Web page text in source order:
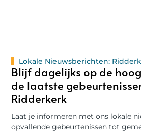
Lokale Nieuwsberichten:
Blijf dagelijks op de
de laatste
Ridderkerk
Laat je informeren met ons lokale
opvallende gebeurtenissen tot